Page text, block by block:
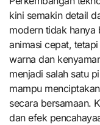
kini semakin detail
modern tidak hanya
animasi cepat,
warna dan
menjadi salah satu
mampu
secara bersamaan.
dan efek